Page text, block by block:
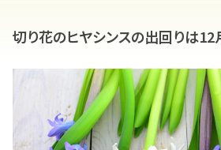
切り花のヒヤシンスの出回りは12